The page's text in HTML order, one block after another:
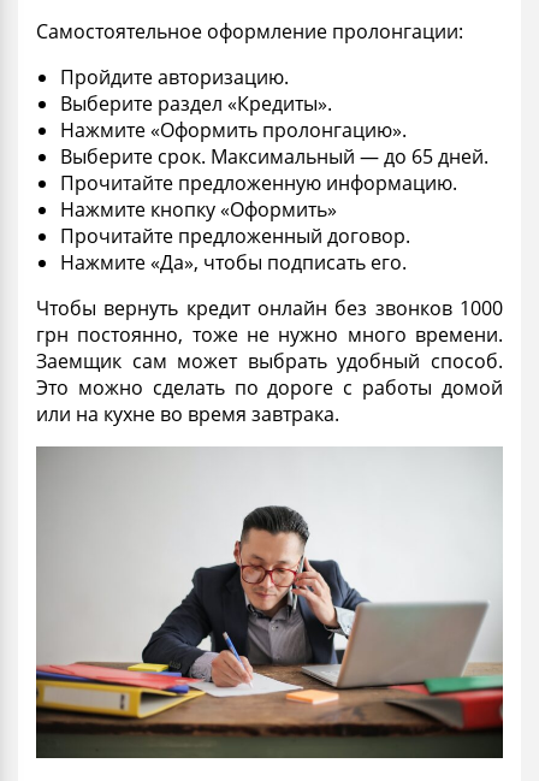
Самостоятельное оформление пролонгации:
Пройдите авторизацию.
Выберите раздел «Кредиты».
Нажмите «Оформить пролонгацию».
Выберите срок. Максимальный — до 65 дней.
Прочитайте предложенную информацию.
Нажмите кнопку «Оформить»
Прочитайте предложенный договор.
Нажмите «Да», чтобы подписать его.
Чтобы вернуть кредит онлайн без звонков 1000
грн постоянно, тоже не нужно много времени.
Заемщик сам может выбрать удобный способ.
Это можно сделать по дороге с работы домой
или на кухне во время завтрака.